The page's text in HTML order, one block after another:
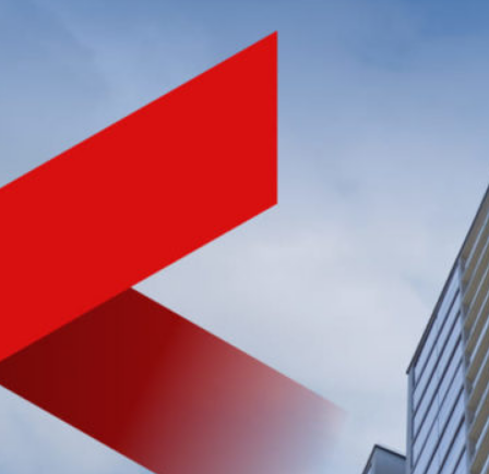
NHÀ PHÁT TRIỂN BẤT ĐỘNG SẢN
CHẤT LƯỢNG HÀNG ĐẦU
VIỆT NAM